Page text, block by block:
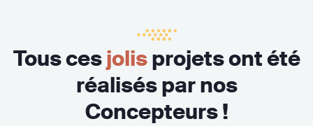
Tous cesjolisprojets ont été
réalisés par nos
Concepteurs !